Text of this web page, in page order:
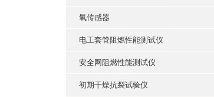
氧传感器
电工套管阻燃性能测试仪
安全网阻燃性能测试仪
初期干燥抗裂试验仪